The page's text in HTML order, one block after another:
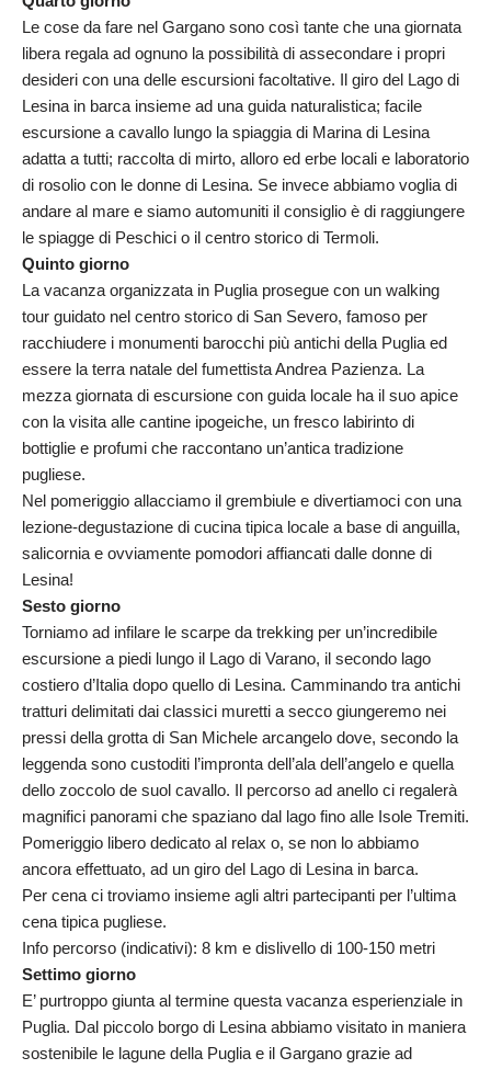
Le cose da fare nel Gargano sono così tante che una giornata
libera regala ad ognuno la possibilità di assecondare i propri
desideri con una delle escursioni facoltative. Il giro del Lago di
Lesina in barca insieme ad una guida naturalistica; facile
escursione a cavallo lungo la spiaggia di Marina di Lesina
adatta a tutti; raccolta di mirto, alloro ed erbe locali e laboratorio
di rosolio con le donne di Lesina. Se invece abbiamo voglia di
andare al mare e siamo automuniti il consiglio è di raggiungere
le spiagge di Peschici o il centro storico di Termoli.
Quinto giorno
La vacanza organizzata in Puglia prosegue con un walking
tour guidato nel centro storico di San Severo, famoso per
racchiudere i monumenti barocchi più antichi della Puglia ed
essere la terra natale del fumettista Andrea Pazienza. La
mezza giornata di escursione con guida locale ha il suo apice
con la visita alle cantine ipogeiche, un fresco labirinto di
bottiglie e profumi che raccontano un’antica tradizione
pugliese.
Nel pomeriggio allacciamo il grembiule e divertiamoci con una
lezione-degustazione di cucina tipica locale a base di anguilla,
salicornia e ovviamente pomodori affiancati dalle donne di
Lesina!
Sesto giorno
Torniamo ad infilare le scarpe da trekking per un’incredibile
escursione a piedi lungo il Lago di Varano, il secondo lago
costiero d’Italia dopo quello di Lesina. Camminando tra antichi
tratturi delimitati dai classici muretti a secco giungeremo nei
pressi della grotta di San Michele arcangelo dove, secondo la
leggenda sono custoditi l’impronta dell’ala dell’angelo e quella
dello zoccolo de suol cavallo. Il percorso ad anello ci regalerà
magnifici panorami che spaziano dal lago fino alle Isole Tremiti.
Pomeriggio libero dedicato al relax o, se non lo abbiamo
ancora effettuato, ad un giro del Lago di Lesina in barca.
Per cena ci troviamo insieme agli altri partecipanti per l’ultima
cena tipica pugliese.
Info percorso (indicativi): 8 km e dislivello di 100-150 metri
Settimo giorno
E’ purtroppo giunta al termine questa vacanza esperienziale in
Puglia. Dal piccolo borgo di Lesina abbiamo visitato in maniera
sostenibile le lagune della Puglia e il Gargano grazie ad